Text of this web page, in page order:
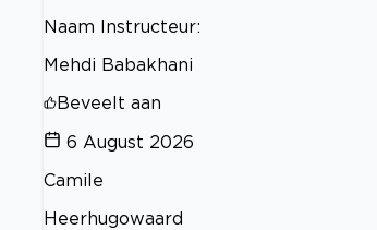
Naam Instructeur:
Mehdi Babakhani
Beveelt aan
6 August 2026
Camile
Heerhugowaard